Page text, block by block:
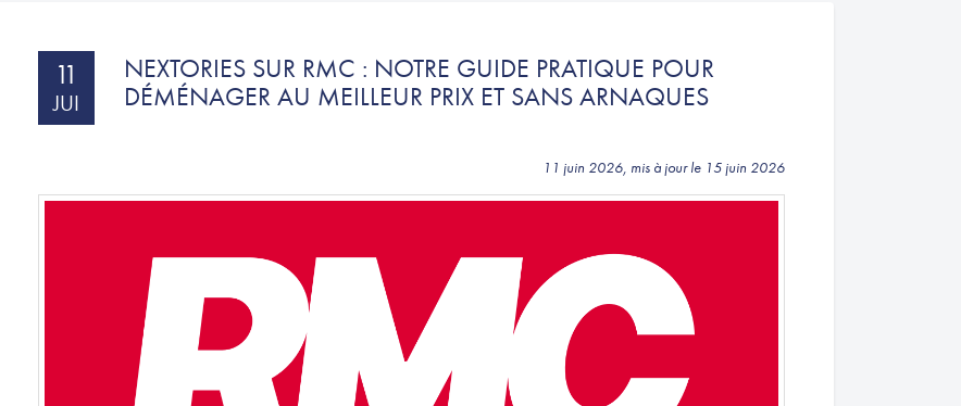
11
JUI
NEXTORIES SUR RMC : NOTRE GUIDE PRATIQUE POUR
DÉMÉNAGER AU MEILLEUR PRIX ET SANS ARNAQUES
11 juin 2026, mis à jour le 15 juin 2026